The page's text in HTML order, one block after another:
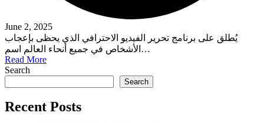
June 2, 2025
يُطلق على برنامج تحرير الفيديو الاحترافي الذي يحظى بإعجاب
الأشخاص في جميع أنحاء العالم اسم…
Read More
Search
Search
Recent Posts